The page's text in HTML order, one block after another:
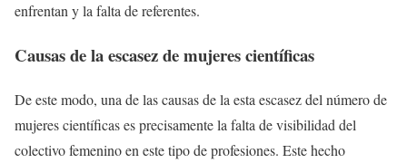
enfrentan y la falta de referentes.
Causas de la escasez de mujeres científicas
De este modo, una de las causas de la esta escasez del número de
mujeres científicas es precisamente la falta de visibilidad del
colectivo femenino en este tipo de profesiones. Este hecho